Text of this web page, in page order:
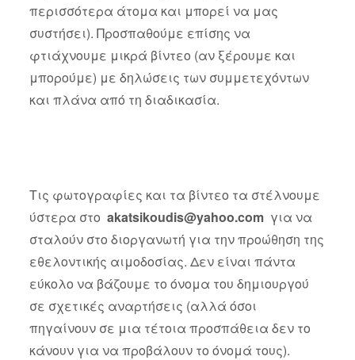
περισσότερα άτομα και μπορεί να μας
συστήσει). Προσπαθούμε επίσης να
φτιάχνουμε μικρά βίντεο (αν ξέρουμε και
μπορούμε) με δηλώσεις των συμμετεχόντων
και πλάνα από τη διαδικασία.
Τις φωτογραφίες και τα βίντεο τα στέλνουμε
ύστερα στο akatsikoudis@yahoo.comγια να
σταλούν στο διοργανωτή για την προώθηση της
εθελοντικής αιμοδοσίας. Δεν είναι πάντα
εύκολο να βάζουμε το όνομα του δημιουργού
σε σχετικές αναρτήσεις (αλλά όσοι
πηγαίνουν σε μια τέτοια προσπάθεια δεν το
κάνουν για να προβάλουν το όνομά τους).